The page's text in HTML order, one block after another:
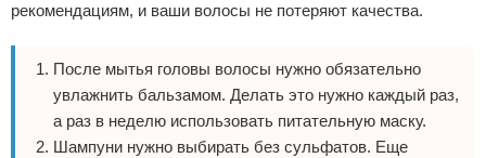
рекомендациям, и ваши волосы не потеряют качества.
После мытья головы волосы нужно обязательно
увлажнить бальзамом. Делать это нужно каждый раз,
а раз в неделю использовать питательную маску.
Шампуни нужно выбирать без сульфатов. Еще